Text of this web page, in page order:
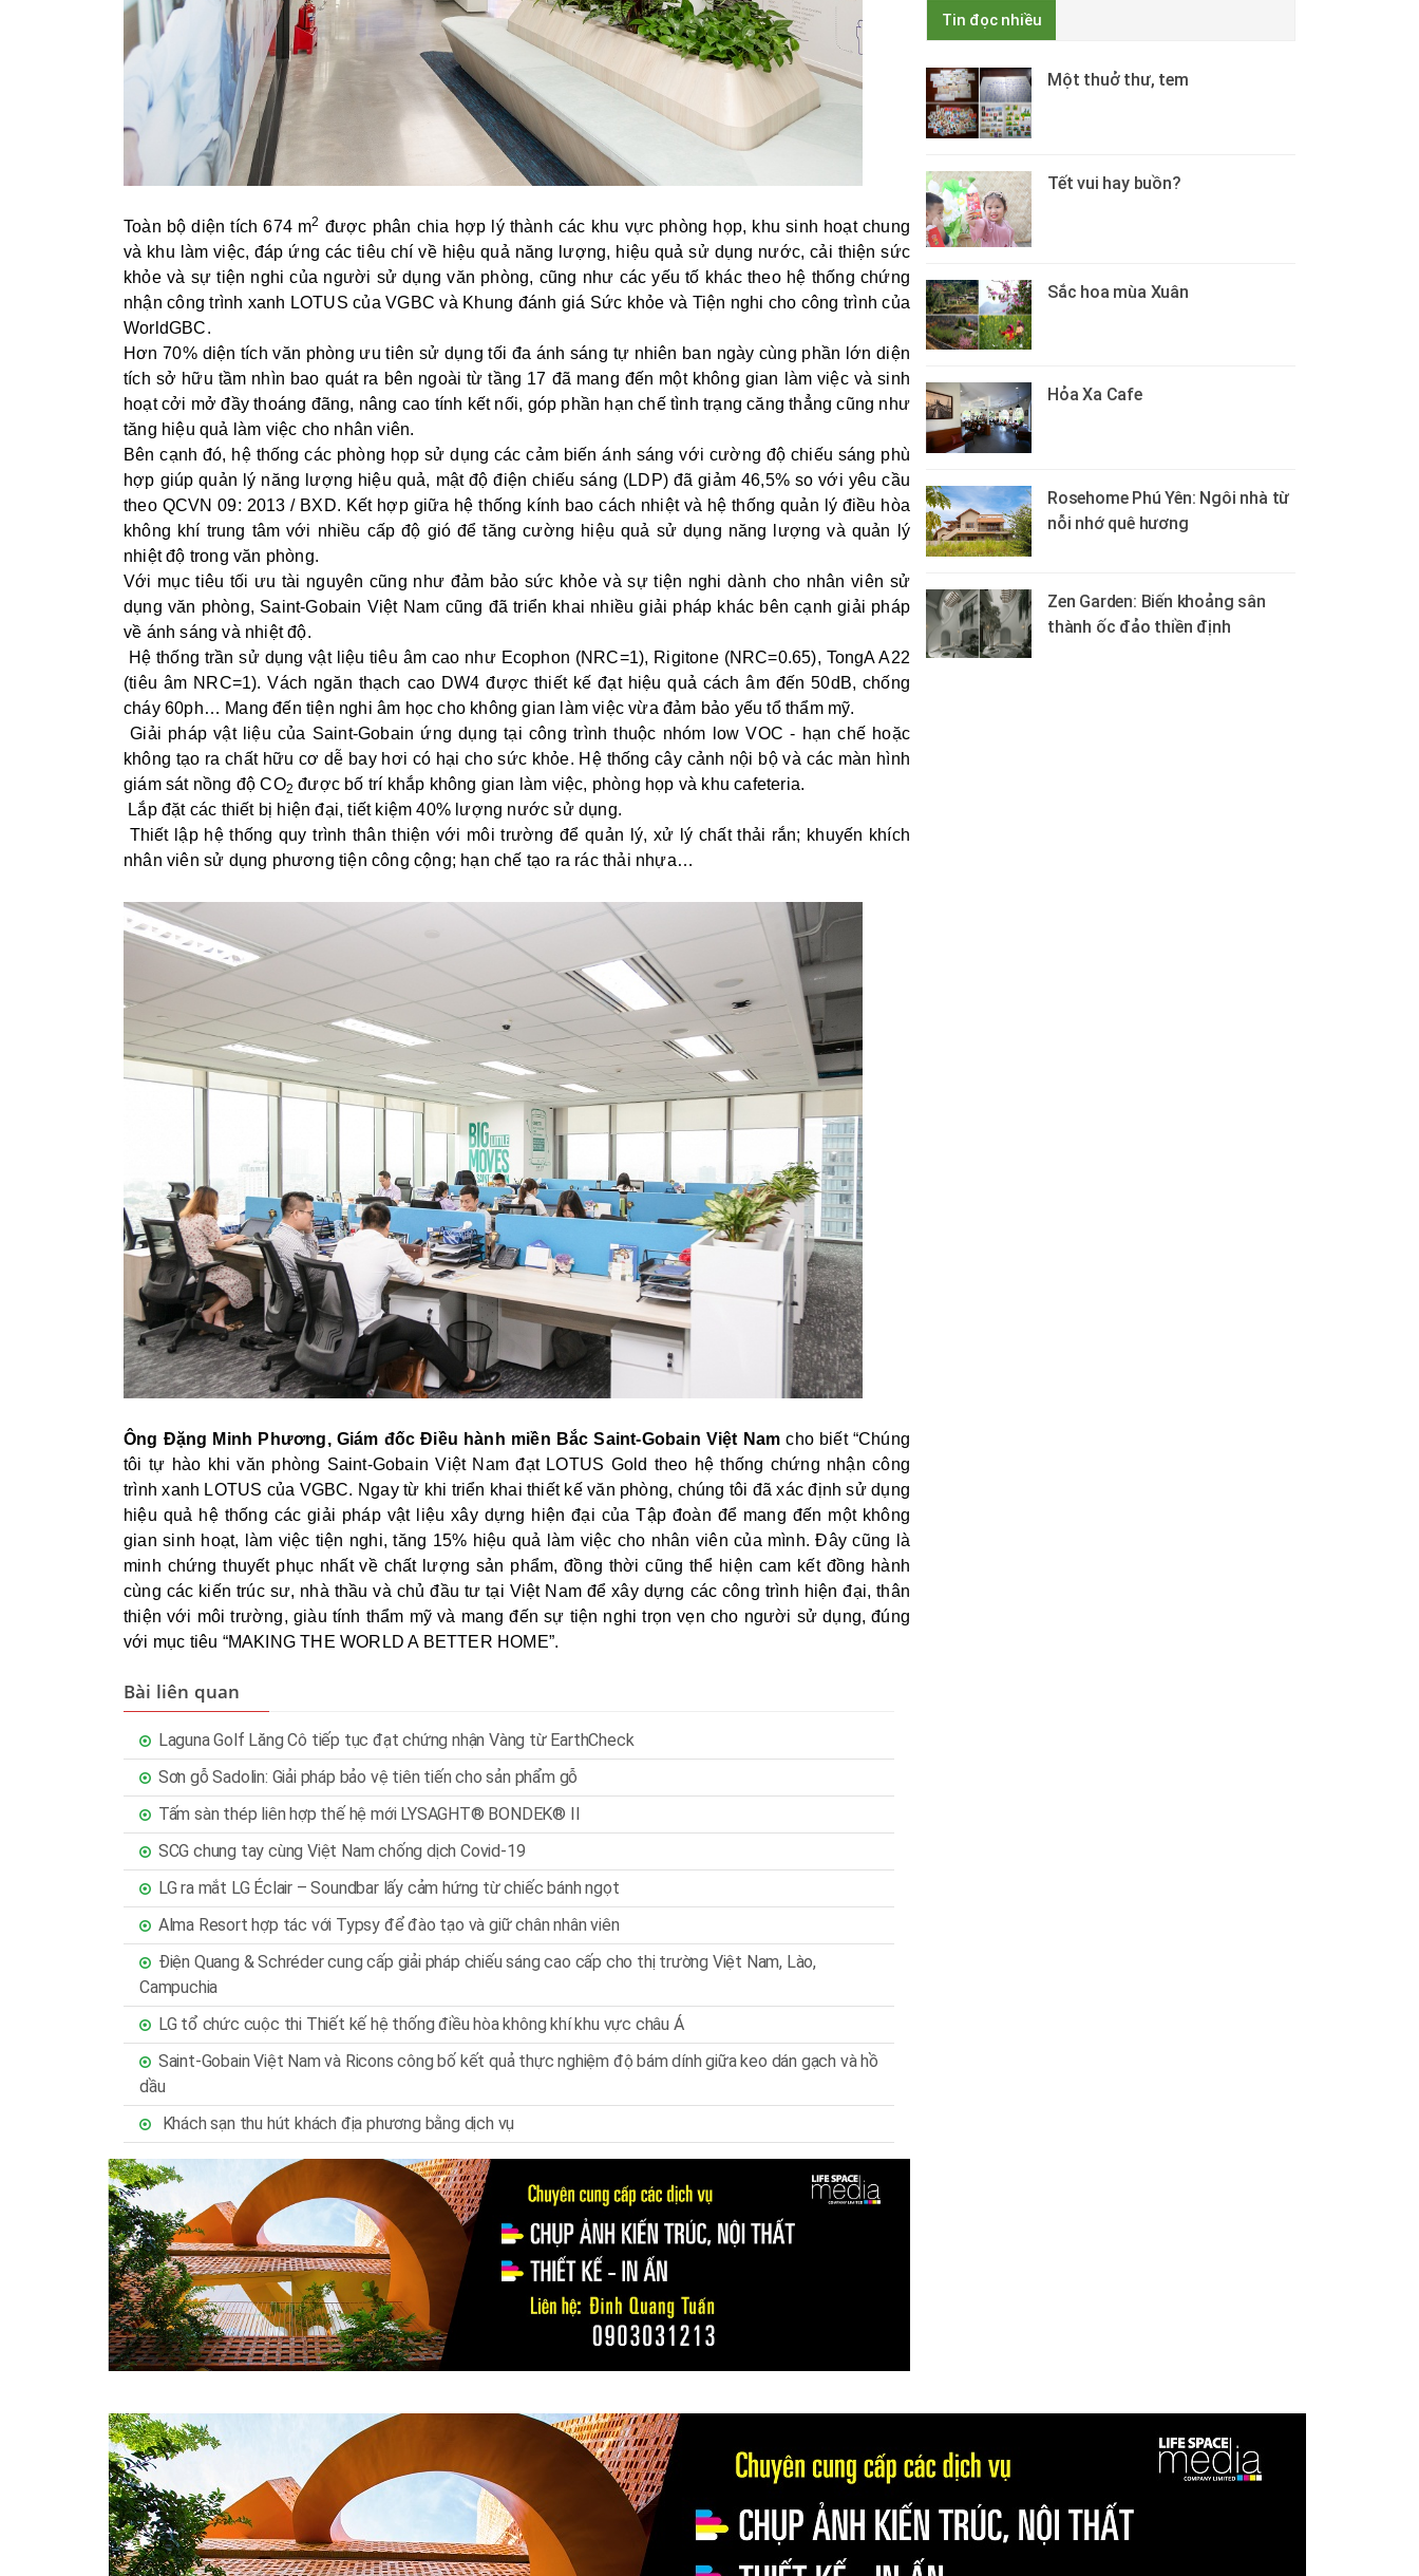
Toàn bộ diện tích 674 m2 được phân chia hợp lý thành các khu vực phòng họp, khu sinh hoạt chung
và khu làm việc, đáp ứng các tiêu chí về hiệu quả năng lượng, hiệu quả sử dụng nước, cải thiện sức
khỏe và sự tiện nghi của người sử dụng văn phòng, cũng như các yếu tố khác theo hệ thống chứng
nhận công trình xanh LOTUS của VGBC và Khung đánh giá Sức khỏe và Tiện nghi cho công trình của
WorldGBC.
Hơn 70% diện tích văn phòng ưu tiên sử dụng tối đa ánh sáng tự nhiên ban ngày cùng phần lớn diện
tích sở hữu tầm nhìn bao quát ra bên ngoài từ tầng 17 đã mang đến một không gian làm việc và sinh
hoạt cởi mở đầy thoáng đãng, nâng cao tính kết nối, góp phần hạn chế tình trạng căng thẳng cũng như
tăng hiệu quả làm việc cho nhân viên.
Bên cạnh đó, hệ thống các phòng họp sử dụng các cảm biến ánh sáng với cường độ chiếu sáng phù
hợp giúp quản lý năng lượng hiệu quả, mật độ điện chiếu sáng (LDP) đã giảm 46,5% so với yêu cầu
theo QCVN 09: 2013 / BXD. Kết hợp giữa hệ thống kính bao cách nhiệt và hệ thống quản lý điều hòa
không khí trung tâm với nhiều cấp độ gió để tăng cường hiệu quả sử dụng năng lượng và quản lý
nhiệt độ trong văn phòng.
Với mục tiêu tối ưu tài nguyên cũng như đảm bảo sức khỏe và sự tiện nghi dành cho nhân viên sử
dụng văn phòng, Saint-Gobain Việt Nam cũng đã triển khai nhiều giải pháp khác bên cạnh giải pháp
về ánh sáng và nhiệt độ.
Hệ thống trần sử dụng vật liệu tiêu âm cao như Ecophon (NRC=1), Rigitone (NRC=0.65), TongA A22
(tiêu âm NRC=1). Vách ngăn thạch cao DW4 được thiết kế đạt hiệu quả cách âm đến 50dB, chống
cháy 60ph… Mang đến tiện nghi âm học cho không gian làm việc vừa đảm bảo yếu tổ thẩm mỹ.
Giải pháp vật liệu của Saint-Gobain ứng dụng tại công trình thuộc nhóm low VOC - hạn chế hoặc
không tạo ra chất hữu cơ dễ bay hơi có hại cho sức khỏe. Hệ thống cây cảnh nội bộ và các màn hình
giám sát nồng độ CO2 được bố trí khắp không gian làm việc, phòng họp và khu cafeteria.
Lắp đặt các thiết bị hiện đại, tiết kiệm 40% lượng nước sử dụng.
Thiết lập hệ thống quy trình thân thiện với môi trường để quản lý, xử lý chất thải rắn; khuyến khích
nhân viên sử dụng phương tiện công cộng; hạn chế tạo ra rác thải nhựa…
Ông Đặng Minh Phương, Giám đốc Điều hành miền Bắc Saint-Gobain Việt Nam cho biết “Chúng
tôi tự hào khi văn phòng Saint-Gobain Việt Nam đạt LOTUS Gold theo hệ thống chứng nhận công
trình xanh LOTUS của VGBC. Ngay từ khi triển khai thiết kế văn phòng, chúng tôi đã xác định sử dụng
hiệu quả hệ thống các giải pháp vật liệu xây dựng hiện đại của Tập đoàn để mang đến một không
gian sinh hoạt, làm việc tiện nghi, tăng 15% hiệu quả làm việc cho nhân viên của mình. Đây cũng là
minh chứng thuyết phục nhất về chất lượng sản phẩm, đồng thời cũng thể hiện cam kết đồng hành
cùng các kiến trúc sư, nhà thầu và chủ đầu tư tại Việt Nam để xây dựng các công trình hiện đại, thân
thiện với môi trường, giàu tính thẩm mỹ và mang đến sự tiện nghi trọn vẹn cho người sử dụng, đúng
với mục tiêu “MAKING THE WORLD A BETTER HOME”.
Bài liên quan
Laguna Golf Lăng Cô tiếp tục đạt chứng nhận Vàng từ EarthCheck
Sơn gỗ Sadolin: Giải pháp bảo vệ tiên tiến cho sản phẩm gỗ
Tấm sàn thép liên hợp thế hệ mới LYSAGHT® BONDEK® II
SCG chung tay cùng Việt Nam chống dịch Covid-19
LG ra mắt LG Éclair – Soundbar lấy cảm hứng từ chiếc bánh ngọt
Alma Resort hợp tác với Typsy để đào tạo và giữ chân nhân viên
Điện Quang & Schréder cung cấp giải pháp chiếu sáng cao cấp cho thị trường Việt Nam, Lào,
Campuchia
LG tổ chức cuộc thi Thiết kế hệ thống điều hòa không khí khu vực châu Á
Saint-Gobain Việt Nam và Ricons công bố kết quả thực nghiệm độ bám dính giữa keo dán gạch và hồ
dầu
Khách sạn thu hút khách địa phương bằng dịch vụ
Tin đọc nhiều
Một thuở thư, tem
Tết vui hay buồn?
Sắc hoa mùa Xuân
Hỏa Xa Cafe
Rosehome Phú Yên: Ngôi nhà từ
nỗi nhớ quê hương
Zen Garden: Biến khoảng sân
thành ốc đảo thiền định